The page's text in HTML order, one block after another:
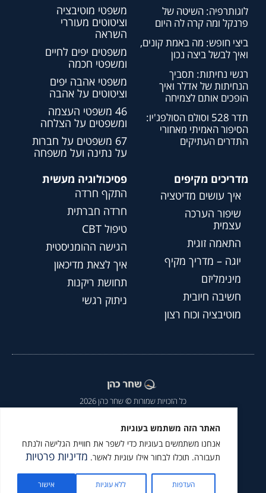
האתר הזה משתמש בעוגיות
אנחנו משתמשים בעוגיות כדי לשפר את חוויית הגלישה ולנתח
תעבורה. תוכלו לבחור אילו עוגיות לאשר. מדיניות פרטיות
העדפות ללא עוגיות אישור
לוגותרפיה: השיטה של
פרנקל ומה קרה לה היום
ביצי חופש: מה באמת קונים,
ואיך לבשל ביצה נכון
רגשי נחיתות: תסביך
הנחיתות של אדלר ואיך
הופכים אותם לצמיחה
תדר 528 וסולם הסולפג'יו:
הסיפור האמיתי מאחורי
התדרים העתיקים
משפטי מוטיבציה
וציטוטים מעוררי
השראה
משפטים יפים לחיים
ומשפטי חכמה
משפטי אהבה יפים
וציטוטים על אהבה
46 משפטי העצמה
ומשפטים על הצלחה
67 משפטים על חברות
על נתינה ועל משפחה
מדריכים מקיפים
איך עושים מדיטציה
שיפור הערכה
עצמית
התאמה זוגית
יוגה – מדריך מקיף
מינימליזם
חשיבה חיובית
מוטיבציה וכוח רצון
פסיכולוגיה מעשית
התקף חרדה
חרדה חברתית
טיפול CBT
הגישה ההומניסטית
איך לצאת מדיכאון
תחושת ריקנות
ניתוק רגשי
כל הזכויות שמורות © שחר כהן 2026
הצהרת נגישות|מדיניות פרטיות
מומלץ לעקוב גם ב